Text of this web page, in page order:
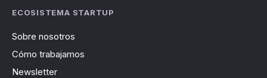
ECOSISTEMA STARTUP
Sobre nosotros
Cómo trabajamos
Newsletter